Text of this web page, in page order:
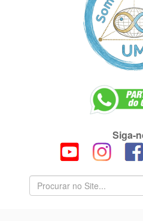
Siga-